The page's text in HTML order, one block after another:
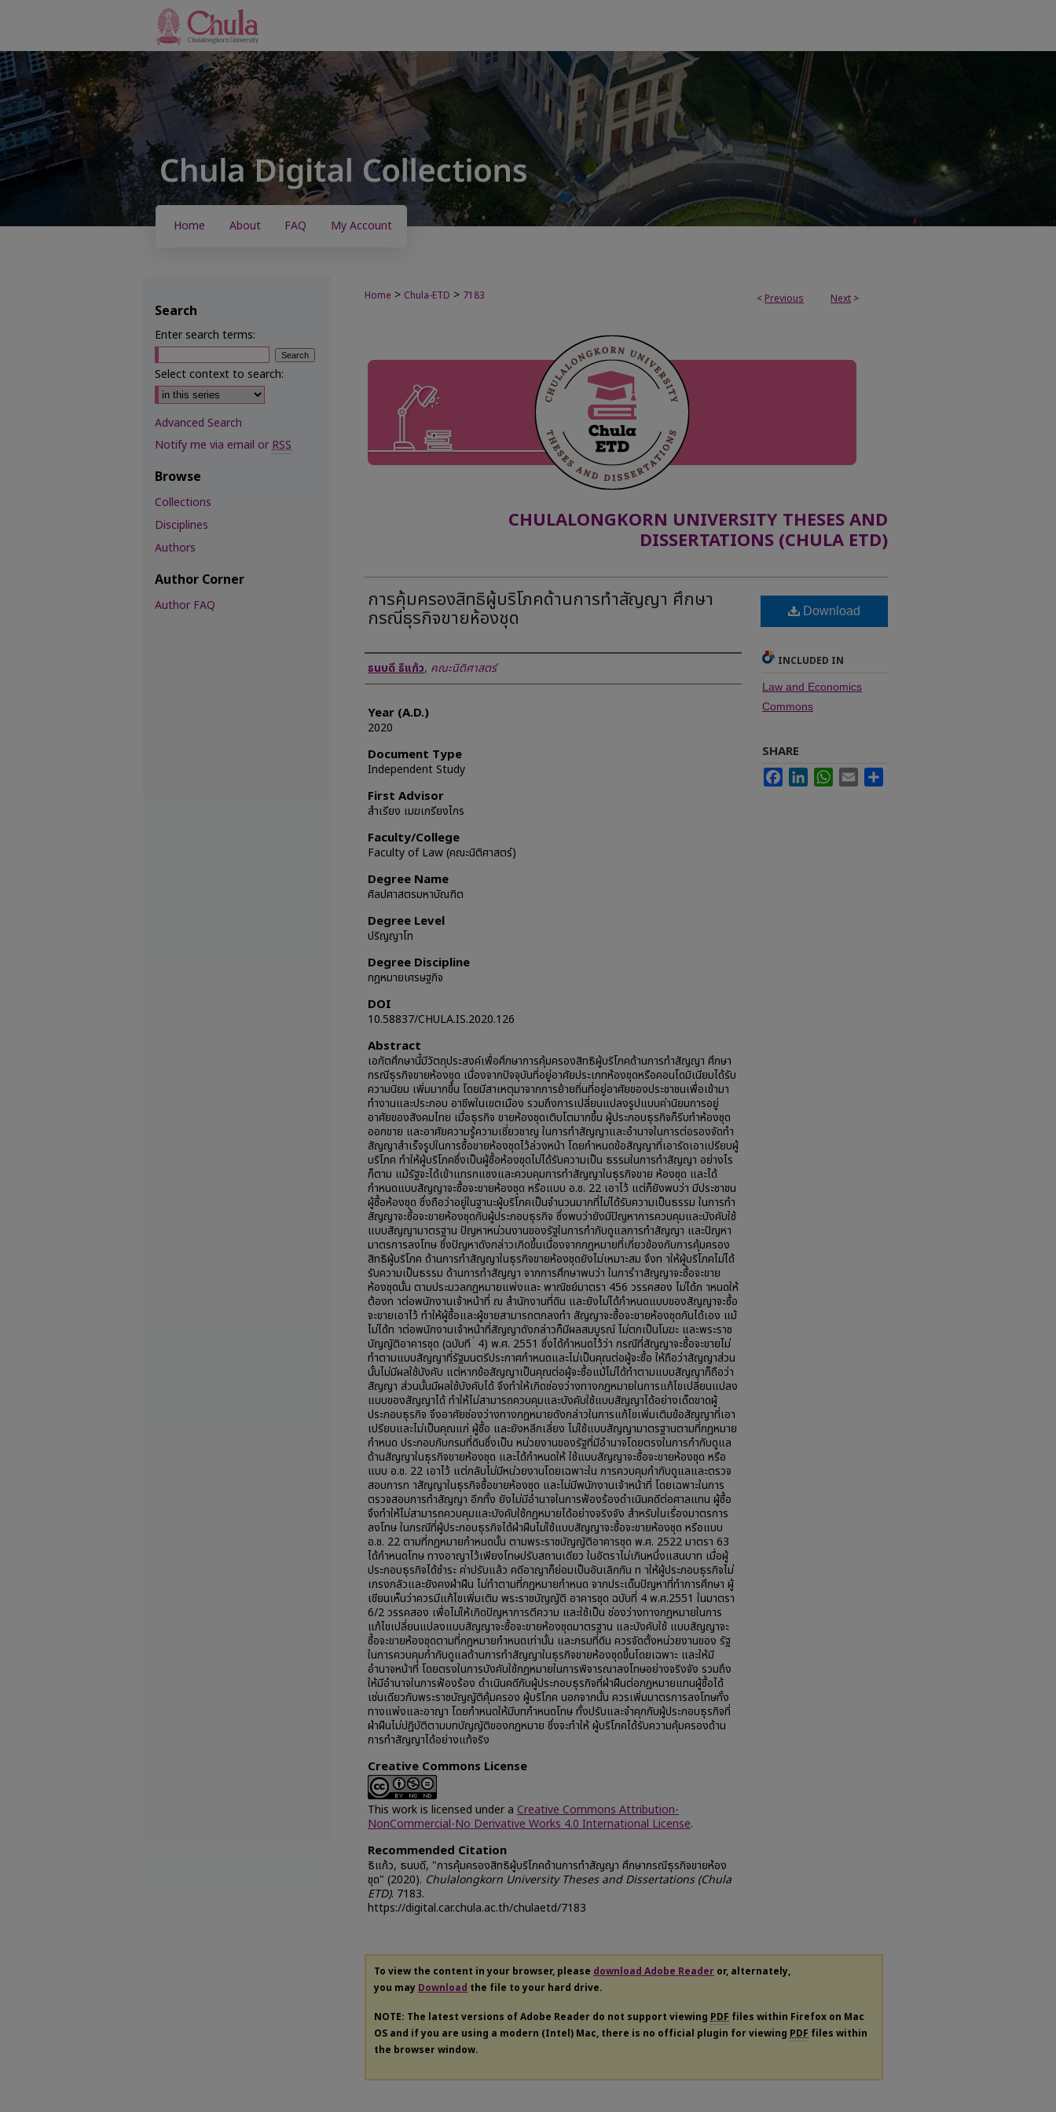
Home About FAQ My Account
< Previous Next >
Home > Chula-ETD > 7183
CHULALONGKORN UNIVERSITY THESES AND
DISSERTATIONS (CHULA ETD)
การคุ้มครองสิทธิผู้บริโภคด้านการทำสัญญา ศึกษา
กรณีธุรกิจขายห้องชุด
Author
ธนบดี ธิแก้ว, คณะนิติศาสตร์
Year (A.D.)
2020
Document Type
Independent Study
First Advisor
สําเรียง เมฆเกรียงไกร
Faculty/College
Faculty of Law (คณะนิติศาสตร์)
Degree Name
ศิลปศาสตรมหาบัณฑิต
Degree Level
ปริญญาโท
Degree Discipline
กฎหมายเศรษฐกิจ
DOI
10.58837/CHULA.IS.2020.126
Abstract
เอกัตศึกษานี้มีวัตถุประสงค์เพื่อศึกษาการคุ้มครองสิทธิผู้บริโภคด้านการทำสัญญา ศึกษา
กรณีธุรกิจขายห้องชุด เนื่องจากปัจจุบันที่อยู่อาศัยประเภทห้องชุดหรือคอนโดมิเนียมได้รับ
ความนิยม เพิ่มมากขึ้น โดยมีสาเหตุมาจากการย้ายถิ่นที่อยู่อาศัยของประชาชนเพื่อเข้ามา
ทำงานและประกอบ อาชีพในเขตเมือง รวมถึงการเปลี่ยนแปลงรูปแบบค่านิยมการอยู่
อาศัยของสังคมไทย เมื่อธุรกิจ ขายห้องชุดเติบโตมากขึ้น ผู้ประกอบธุรกิจก็รีบทำห้องชุด
ออกขาย และอาศัยความรู้ความเชี่ยวชาญ ในการทำสัญญาและอำนาจในการต่อรองจัดทำ
สัญญาสำเร็จรูปในการซื้อขายห้องชุดไว้ล่วงหน้า โดยกำหนดข้อสัญญาที่เอารัดเอาเปรียบผู้
บริโภค ทำให้ผู้บริโภคซึ่งเป็นผู้ซื้อห้องชุดไม่ได้รับความเป็น ธรรมในการทำสัญญา อย่างไร
ก็ตาม แม้รัฐจะได้เข้าแทรกแซงและควบคุมการทำสัญญาในธุรกิจขาย ห้องชุด และได้
กำหนดแบบสัญญาจะซื้อจะขายห้องชุด หรือแบบ อ.ช. 22 เอาไว้ แต่ก็ยังพบว่า มีประชาชน
ผู้ซื้อห้องชุด ซึ่งถือว่าอยู่ในฐานะผู้บริโภคเป็นจำนวนมากที่ไม่ได้รับความเป็นธรรม ในการทำ
สัญญาจะซื้อจะขายห้องชุดกับผู้ประกอบธุรกิจ ซึ่งพบว่ายังมีปัญหาการควบคุมและบังคับใช้
แบบสัญญามาตรฐาน ปัญหาหน่วนงานของรัฐในการกำกับดูแลการทำสัญญา และปัญหา
มาตรการลงโทษ ซึ่งปัญหาดังกล่าวเกิดขึ้นเนื่องจากกฎหมายที่เกี่ยวข้องกับการคุ้มครอง
สิทธิผู้บริโภค ด้านการทำสัญญาในธุรกิจขายห้องชุดยังไม่เหมาะสม จึงท าให้ผู้บริโภคไม่ได้
รับความเป็นธรรม ด้านการทำสัญญา จากการศึกษาพบว่า ในการำาสัญญาจะซื้อจะขาย
ห้องชุดนั้น ตามประมวลกฎหมายแพ่งและ พาณิชย์มาตรา 456 วรรคสอง ไม่ได้ก าหนดให้
ต้องท าต่อพนักงานเจ้าหน้าที่ ณ สำนักงานที่ดิน และยังไม่ได้กำหนดแบบของสัญญาจะซื้อ
จะขายเอาไว้ ทำให้ผู้ซื้อและผู้ขายสามารถตกลงทำ สัญญาจะซื้อจะขายห้องชุดกันได้เอง แม้
ไม่ได้ท าต่อพนักงานเจ้าหน้าที่สัญญาดังกล่าวก็มีผลสมบูรณ์ ไม่ตกเป็นโมฆะ และพระราช
บัญญัติอาคารชุด (ฉบับที ่ 4) พ.ศ. 2551 ซึ่งได้กำหนดไว้ว่า กรณีที่สัญญาจะซื้อจะขายไม่
ทำตามแบบสัญญาที่รัฐมนตรีประกาศกำหนดและไม่เป็นคุณต่อผู้จะซื้อ ให้ถือว่าสัญญาส่วน
นั้นไม่มีผลใช้บังคับ แต่หากข้อสัญญาเป็นคุณต่อผู้จะซื้อแม้ไม่ได้ทำตามแบบสัญญาก็ถือว่า
สัญญา ส่วนนั้นมีผลใช้บังคับได้ จึงทำให้เกิดช่องว่างทางกฎหมายในการแก้ไขเปลี่ยนแปลง
แบบของสัญญาได้ ทำให้ไม่สามารถควบคุมและบังคับใช้แบบสัญญาได้อย่างเด็ดขาดผู้
ประกอบธุรกิจ จึงอาศัยช่องว่างทางกฎหมายดังกล่าวในการแก้ไขเพิ่มเติมข้อสัญญาที่เอา
เปรียบและไม่เป็นคุณแก่ ผู้ซื้อ และยังหลีกเลี่ยง ไม่ใช้แบบสัญญามาตรฐานตามที่กฎหมาย
กำหนด ประกอบกับกรมที่ดินซึ่งเป็น หน่วยงานของรัฐที่มีอำนาจโดยตรงในการกำกับดูแล
ด้านสัญญาในธุรกิจขายห้องชุด และได้กำหนดให้ ใช้แบบสัญญาจะซื้อจะขายห้องชุด หรือ
แบบ อ.ช. 22 เอาไว้ แต่กลับไม่มีหน่วยงานโดยเฉพาะใน การควบคุมกำกับดูแลและตรวจ
สอบการท าสัญญาในธุรกิจซื้อขายห้องชุด และไม่มีพนักงานเจ้าหน้าที่ โดยเฉพาะในการ
ตรวจสอบการทำสัญญา อีกทั้ง ยังไม่มีอำนาจในการฟ้องร้องดำเนินคดีต่อศาลแทน ผู้ซื้อ
จึงทำให้ไม่สามารถควบคุมและบังคับใช้กฎหมายได้อย่างจริงจัง สำหรับในเรื่องมาตรการ
ลงโทษ ในกรณีที่ผู้ประกอบธุรกิจได้ฝ่าฝืนไม่ใช้แบบสัญญาจะซื้อจะขายห้องชุด หรือแบบ
อ.ช. 22 ตามที่กฎหมายกำหนดนั้น ตามพระราชบัญญัติอาคารชุด พ.ศ. 2522 มาตรา 63
ได้กำหนดโทษ ทางอาญาไว้เพียงโทษปรับสถานเดียว ในอัตราไม่เกินหนึ่งแสนบาท เมื่อผู้
ประกอบธุรกิจได้ชำระ ค่าปรับแล้ว คดีอาญาก็ย่อมเป็นอันเลิกกัน ท าให้ผู้ประกอบธุรกิจไม่
เกรงกลัวและยังคงฝ่าฝืน ไม่ทำตามที่กฎหมายกำหนด จากประเด็นปัญหาที่ทำการศึกษา ผู้
เขียนเห็นว่าควรมีแก้ไขเพิ่มเติม พระราชบัญญัติ อาคารชุด ฉบับที่ 4 พ.ศ.2551 ในมาตรา
6/2 วรรคสอง เพื่อไม่ให้เกิดปัญหาการตีความ และใช้เป็น ช่องว่างทางกฎหมายในการ
แก้ไขเปลี่ยนแปลงแบบสัญญาจะซื้อจะขายห้องชุดมาตรฐาน และบังคับใช้ แบบสัญญาจะ
ซื้อจะขายห้องชุดตามที่กฎหมายกำหนดเท่านั้น และกรมที่ดิน ควรจัดตั้งหน่วยงานของ รัฐ
ในการควบคุมกำกับดูแลด้านการทำสัญญาในธุรกิจขายห้องชุดขึ้นโดยเฉพาะ และให้มี
อำนาจหน้าที่ โดยตรงในการบังคับใช้กฎหมายในการพิจารณาลงโทษอย่างจริงจัง รวมถึง
ให้มีอำนาจในการฟ้องร้อง ดำเนินคดีกับผู้ประกอบธุรกิจที่ฝ่าฝืนต่อกฎหมายแทนผู้ซื้อได้
เช่นเดียวกับพระราชบัญญัติคุ้มครอง ผู้บริโภค นอกจากนั้น ควรเพิ่มมาตรการลงโทษทั้ง
ทางแพ่งและอาญา โดยกำหนดให้มีบทกำหนดโทษ ทั้งปรับและจำคุกกับผู้ประกอบธุรกิจที่
ฝ่าฝืนไม่ปฏิบัติตามบทบัญญัติของกฎหมาย ซึ่งจะทำให้ ผู้บริโภคได้รับความคุ้มครองด้าน
การทำสัญญาได้อย่างแท้จริง
Creative Commons License
This work is licensed under a Creative Commons Attribution-
NonCommercial-No Derivative Works 4.0 International License.
Recommended Citation
ธิแก้ว, ธนบดี, "การคุ้มครองสิทธิผู้บริโภคด้านการทำสัญญา ศึกษากรณีธุรกิจขายห้อง
ชุด" (2020). Chulalongkorn University Theses and Dissertations (Chula
ETD). 7183.
https://digital.car.chula.ac.th/chulaetd/7183
Download
INCLUDED IN
Law and Economics
Commons
SHARE
FacebookLinkedInWhatsApp
Email
To view the content in your browser, please download Adobe Reader or, alternately,
you may Download the file to your hard drive.
NOTE: The latest versions of Adobe Reader do not support viewing PDF files within Firefox on Mac
OS and if you are using a modern (Intel) Mac, there is no official plugin for viewing PDF files within
the browser window.
Search
Enter search terms:
Select context to search:
Advanced Search
Notify me via email orRSS
Browse
Collections
Disciplines
Authors
Author Corner
Author FAQ